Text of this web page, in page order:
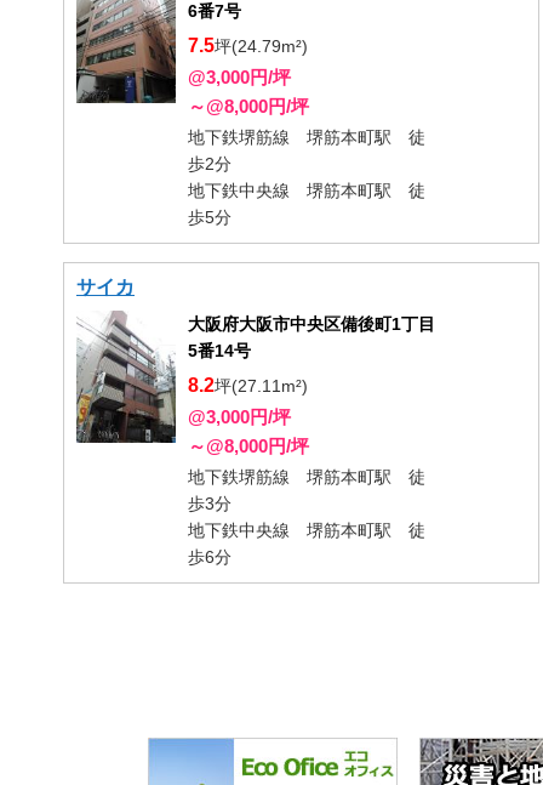
6番7号
7.5坪(24.79m²)
@3,000円/坪
～@8,000円/坪
地下鉄堺筋線 堺筋本町駅 徒
歩2分
地下鉄中央線 堺筋本町駅 徒
歩5分
サイカ
大阪府大阪市中央区備後町1丁目
5番14号
8.2坪(27.11m²)
@3,000円/坪
～@8,000円/坪
地下鉄堺筋線 堺筋本町駅 徒
歩3分
地下鉄中央線 堺筋本町駅 徒
歩6分